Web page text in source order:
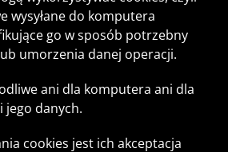
wysyłane do komputera
go w sposób potrzebny
umorzenia danej operacji.
ani dla komputera ani dla
jego danych.
cookies jest ich akceptacja